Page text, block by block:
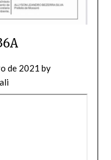
de 2021 by